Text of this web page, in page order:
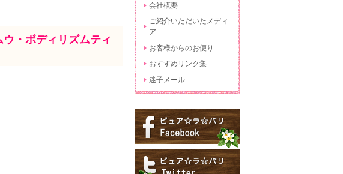
・ボディリズムティ
会社概要
ご紹介いただいたメディ
ア
お客様からのお便り
おすすめリンク集
迷子メール